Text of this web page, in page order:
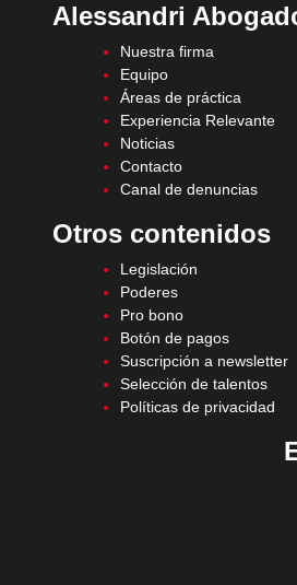
Alessandri
Nuestra firma
Equipo
Áreas de práctica
Experiencia Relevante
Noticias
Contacto
Canal de denuncias
Otros contenidos
Legislación
Poderes
Pro bono
Botón de pagos
Suscripción a newsletter
Selección de talentos
Políticas de privacidad